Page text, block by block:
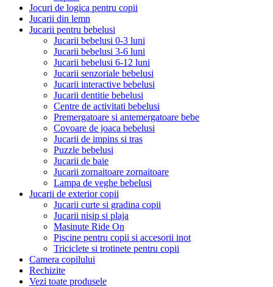
Jocuri de logica pentru copii
Jucarii din lemn
Jucarii pentru bebelusi
Jucarii bebelusi 0-3 luni
Jucarii bebelusi 3-6 luni
Jucarii bebelusi 6-12 luni
Jucarii senzoriale bebelusi
Jucarii interactive bebelusi
Jucarii dentitie bebelusi
Centre de activitati bebelusi
Premergatoare si antemergatoare bebe
Covoare de joaca bebelusi
Jucarii de impins si tras
Puzzle bebelusi
Jucarii de baie
Jucarii zornaitoare zornaitoare
Lampa de veghe bebelusi
Jucarii de exterior copii
Jucarii curte si gradina copii
Jucarii nisip si plaja
Masinute Ride On
Piscine pentru copii si accesorii inot
Triciclete si trotinete pentru copii
Camera copilului
Rechizite
Vezi toate produsele